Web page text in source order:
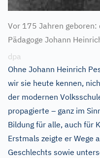
Vor 175 Jahren
Pädagoge Johann
dpa
Ohne Johann Heinrich
wir sie heute kennen,
der modernen
propagierte – ganz im
Bildung für alle, auch für
Erstmals zeigte er Wege
Geschlechts sowie